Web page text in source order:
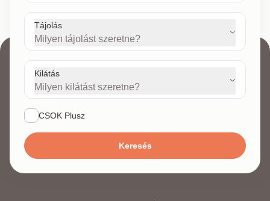
Tájolás
Milyen tájolást szeretne?
Kilátás
Milyen kilátást szeretne?
CSOK Plusz
Keresés